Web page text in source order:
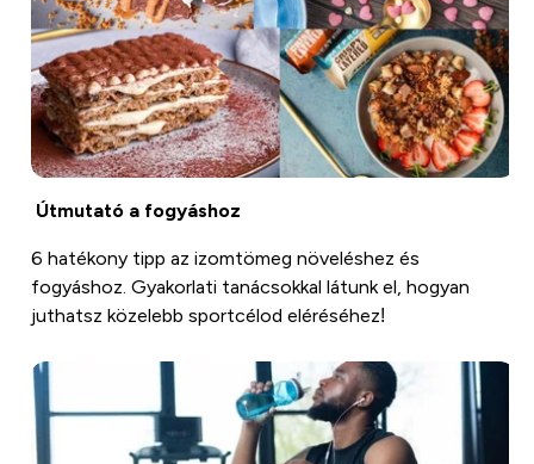
Útmutató a fogyáshoz
6 hatékony tipp az izomtömeg növeléshez és
fogyáshoz. Gyakorlati tanácsokkal látunk el, hogyan
juthatsz közelebb sportcélod eléréséhez!